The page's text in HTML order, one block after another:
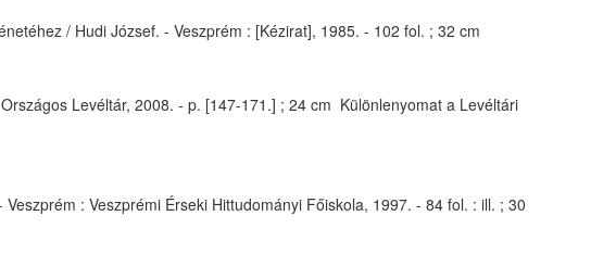
/ Hudi József. - Veszprém : [Kézirat], 1985. - 102 fol. ; 32 cm
Levéltár, 2008. - p. [147-171.] ; 24 cm Különlenyomat a Levéltári
: Veszprémi Érseki Hittudományi Főiskola, 1997. - 84 fol. : ill. ; 30